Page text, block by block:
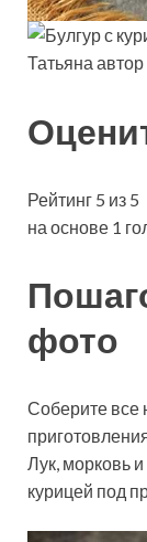
Татьяна
Рейтинг 5 из 5
на основе 1
фото
Соберите все
Лук, морковь
курицей под